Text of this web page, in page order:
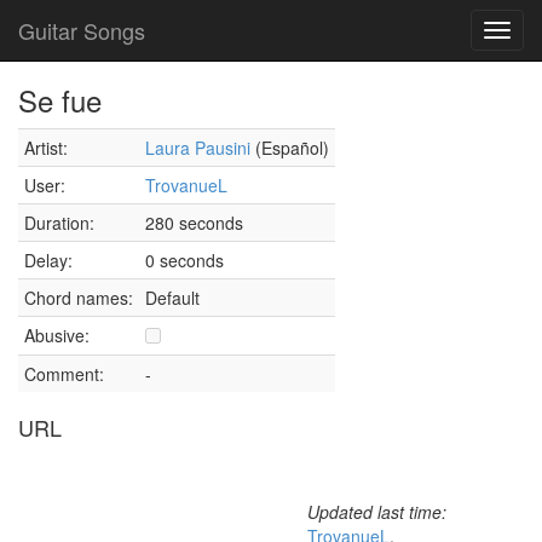
Guitar Songs
Se fue
Artist: Laura Pausini (Español)
User:
TrovanueL
Duration:
280 seconds
Delay:
0 seconds
Chord names: Default
Abusive:
Comment:
-
URL
Updated last time:
TrovanueL,